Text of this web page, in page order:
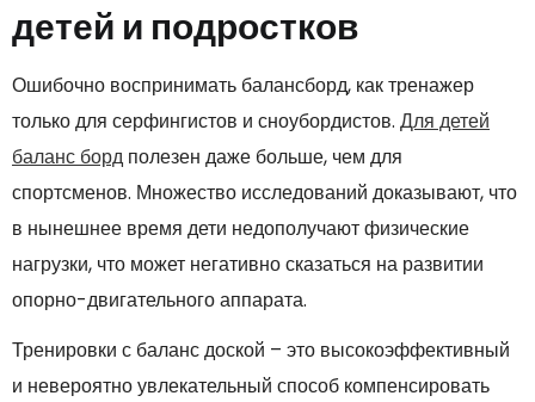
детей и подростков
Ошибочно воспринимать балансборд, как тренажер
только для серфингистов и сноубордистов. Для детей
баланс борд полезен даже больше, чем для
спортсменов. Множество исследований доказывают, что
в нынешнее время дети недополучают физические
нагрузки, что может негативно сказаться на развитии
опорно-двигательного аппарата.
Тренировки с баланс доской – это высокоэффективный
и невероятно увлекательный способ компенсировать